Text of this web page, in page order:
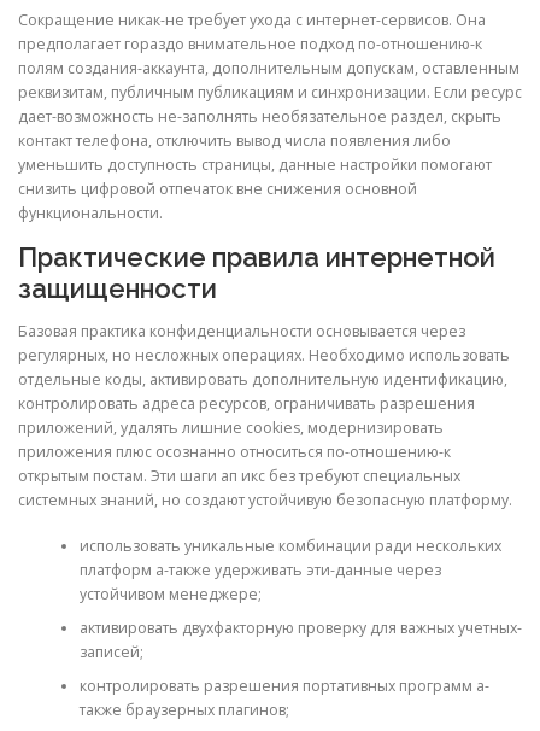
Сокращение никак-не требует ухода с интернет-сервисов. Она
предполагает гораздо внимательное подход по-отношению-к
полям создания-аккаунта, дополнительным допускам, оставленным
реквизитам, публичным публикациям и синхронизации. Если ресурс
дает-возможность не-заполнять необязательное раздел, скрыть
контакт телефона, отключить вывод числа появления либо
уменьшить доступность страницы, данные настройки помогают
снизить цифровой отпечаток вне снижения основной
функциональности.
Практические правила интернетной
защищенности
Базовая практика конфиденциальности основывается через
регулярных, но несложных операциях. Необходимо использовать
отдельные коды, активировать дополнительную идентификацию,
контролировать адреса ресурсов, ограничивать разрешения
приложений, удалять лишние cookies, модернизировать
приложения плюс осознанно относиться по-отношению-к
открытым постам. Эти шаги ап икс без требуют специальных
системных знаний, но создают устойчивую безопасную платформу.
использовать уникальные комбинации ради нескольких
платформ а-также удерживать эти-данные через
устойчивом менеджере;
активировать двухфакторную проверку для важных учетных-
записей;
контролировать разрешения портативных программ а-
также браузерных плагинов;